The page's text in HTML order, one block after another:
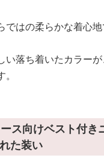
ではの柔らかな着心
い落ち着いたカラー
ス向けベスト付き
た装い